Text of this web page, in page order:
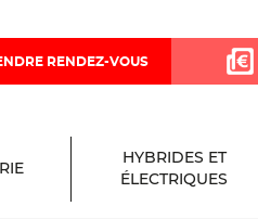
RENDEZ-VOUS
HYBRIDES ET
ÉLECTRIQUES